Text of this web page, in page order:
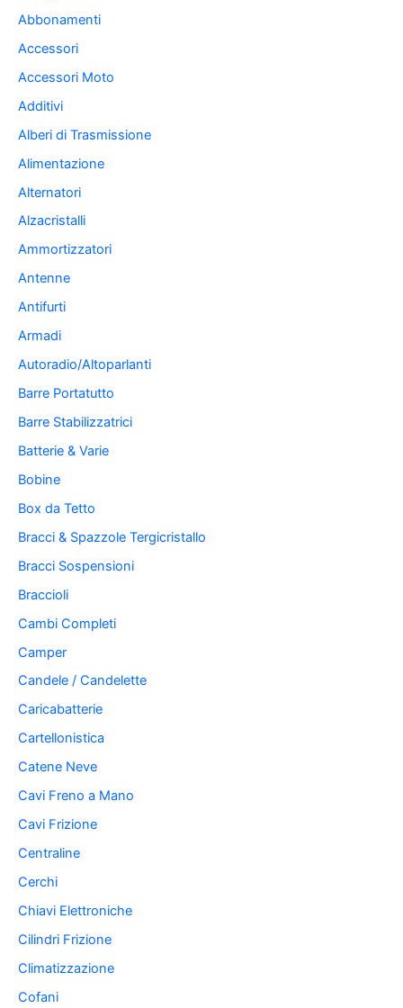
Abbonamenti
Accessori
Accessori Moto
Additivi
Alberi di Trasmissione
Alimentazione
Alternatori
Alzacristalli
Ammortizzatori
Antenne
Antifurti
Armadi
Autoradio/Altoparlanti
Barre Portatutto
Barre Stabilizzatrici
Batterie & Varie
Bobine
Box da Tetto
Bracci & Spazzole Tergicristallo
Bracci Sospensioni
Braccioli
Cambi Completi
Camper
Candele / Candelette
Caricabatterie
Cartellonistica
Catene Neve
Cavi Freno a Mano
Cavi Frizione
Centraline
Cerchi
Chiavi Elettroniche
Cilindri Frizione
Climatizzazione
Cofani